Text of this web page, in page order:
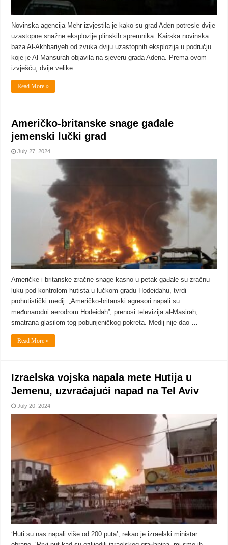
Novinska agencija Mehr izvjestila je kako su grad Aden potresle dvije
uzastopne snažne eksplozije plinskih spremnika. Kairska novinska
baza Al-Akhbariyeh od zvuka dviju uzastopnih eksplozija u području
koje je Al-Mansurah objavila na sjeveru grada Adena. Prema ovom
izvješću, dvije velike …
Read More »
Američko-britanske snage gađale
jemenski lučki grad
July 27, 2024
Američke i britanske zračne snage kasno u petak gađale su zračnu
luku pod kontrolom hutista u lučkom gradu Hodeidahu, tvrdi
prohutistički medij. „Američko-britanski agresori napali su
međunarodni aerodrom Hodeidah”, prenosi televizija al-Masirah,
smatrana glasilom tog pobunjeničkog pokreta. Medij nije dao …
Read More »
Izraelska vojska napala mete Hutija u
Jemenu, uzvraćajući napad na Tel Aviv
July 20, 2024
‘Huti su nas napali više od 200 puta’, rekao je izraelski ministar